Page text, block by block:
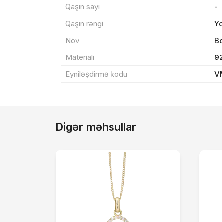
Qaşın sayı
-
Qaşın rəngi
Növ
Materialı
Eyniləşdirmə kodu
Digər məhsullar